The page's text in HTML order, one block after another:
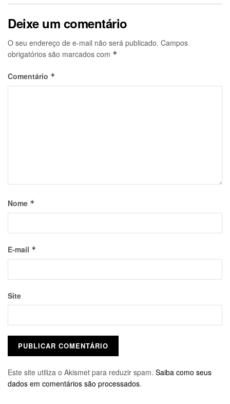
Deixe um comentário
O seu endereço de e-mail não será publicado. Campos
obrigatórios são marcados com *
Comentário *
Nome *
E-mail *
Site
Este site utiliza o Akismet para reduzir spam. Saiba como seus
dados em comentários são processados.